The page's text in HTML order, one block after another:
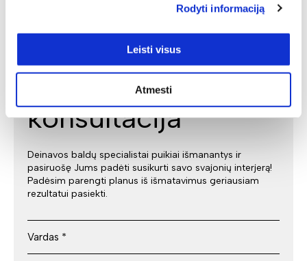
Rodyti informaciją
Leisti visus
Atmesti
Individuali
specialisto
konsultacija
Deinavos baldų specialistai puikiai išmanantys ir
pasiruošę Jums padėti susikurti savo svajonių interjerą!
Padėsim parengti planus iš išmatavimus geriausiam
rezultatui pasiekti.